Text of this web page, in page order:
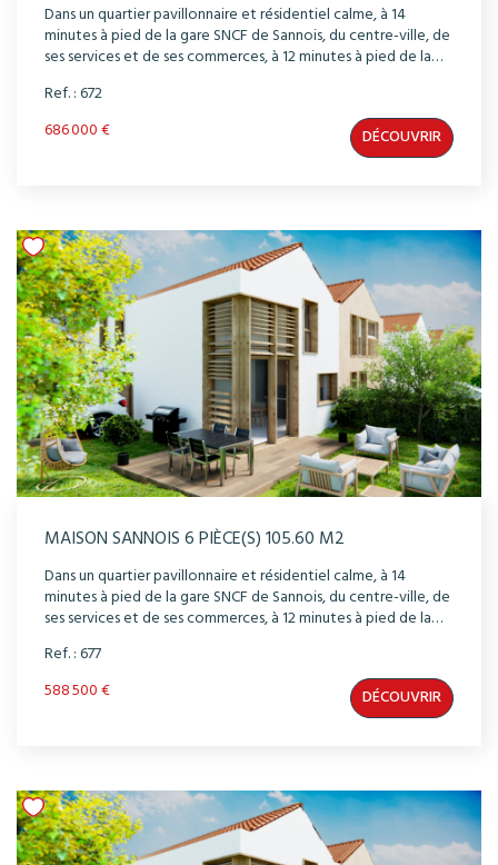
Dans un quartier pavillonnaire et résidentiel calme, à 14
minutes à pied de la gare SNCF de Sannois, du centre-ville, de
ses services et de ses commerces, à 12 minutes à pied de la
1512 ), découvrez cette maison, à l'architecture
contemporaine dotée d'un beau jardins privatif plein sud
pour profiter du meilleur ensoleillement et du calme
environnant. La conception et les prestations des maisons
orientations pour une luminosité optimale, carrelage à RDC
et parquet à l'étage. Vous disposerez d'une pompe à chaleur
individuelle pour la production d'eau chaude et le chauffage
de votre maison.
Ref. : 672
686 000 €
DÉCOUVRIR
MAISON SANNOIS 6 PIÈCE(S) 105.60 M2
Dans un quartier pavillonnaire et résidentiel calme, à 14
minutes à pied de la gare SNCF de Sannois, du centre-ville, de
ses services et de ses commerces, à 12 minutes à pied de la
1512 ), découvrez cette maison, à l'architecture
contemporaine dotée d'un beau jardins privatif plein sud
pour profiter du meilleur ensoleillement et du calme
environnant. La conception et les prestations des maisons
orientations pour une luminosité optimale, carrelage à RDC
et parquet à l'étage. Vous disposerez d'une pompe à chaleur
individuelle pour la production d'eau chaude et le chauffage
de votre maison.
Ref. : 677
588 500 €
DÉCOUVRIR